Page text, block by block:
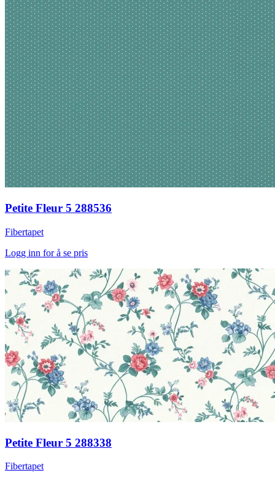
Petite Fleur 5 288536
Fibertapet
Logg inn for å se pris
Petite Fleur 5 288338
Fibertapet